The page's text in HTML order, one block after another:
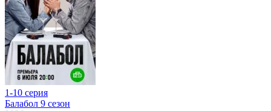
1-10 серия
Балабол 9 сезон